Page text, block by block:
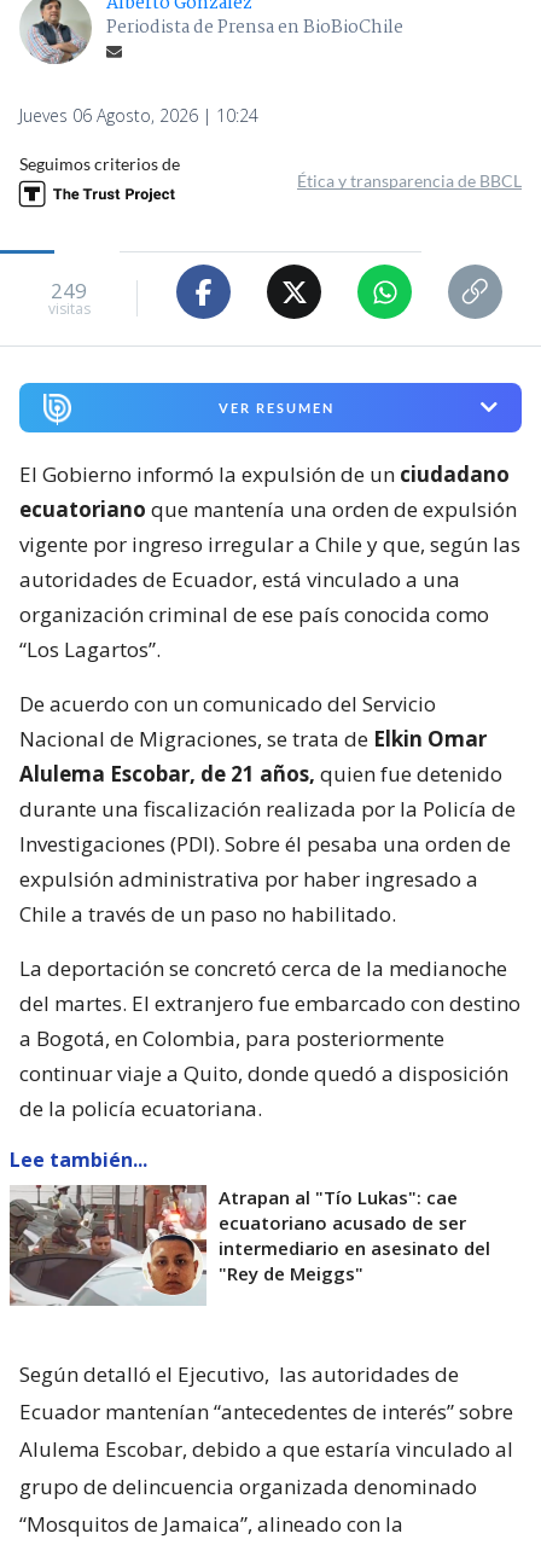
Periodista de Prensa en BioBioChile
Jueves 06 Agosto, 2026 | 10:24
Seguimos criterios de
Ética y transparencia de BBCL
249
visitas
VER RESUMEN
El Gobierno informó la expulsión de un ciudadano
ecuatoriano que mantenía una orden de expulsión
vigente por ingreso irregular a Chile y que, según las
autoridades de Ecuador, está vinculado a una
organización criminal de ese país conocida como
“Los Lagartos”.
De acuerdo con un comunicado del Servicio
Nacional de Migraciones, se trata de Elkin Omar
Alulema Escobar, de 21 años, quien fue detenido
durante una fiscalización realizada por la Policía de
Investigaciones (PDI). Sobre él pesaba una orden de
expulsión administrativa por haber ingresado a
Chile a través de un paso no habilitado.
La deportación se concretó cerca de la medianoche
del martes. El extranjero fue embarcado con destino
a Bogotá, en Colombia, para posteriormente
continuar viaje a Quito, donde quedó a disposición
de la policía ecuatoriana.
Lee también...
Atrapan al "Tío Lukas": cae
ecuatoriano acusado de ser
intermediario en asesinato del
"Rey de Meiggs"
Según detalló el Ejecutivo, las autoridades de
Ecuador mantenían “antecedentes de interés” sobre
Alulema Escobar, debido a que estaría vinculado al
grupo de delincuencia organizada denominado
“Mosquitos de Jamaica”, alineado con la